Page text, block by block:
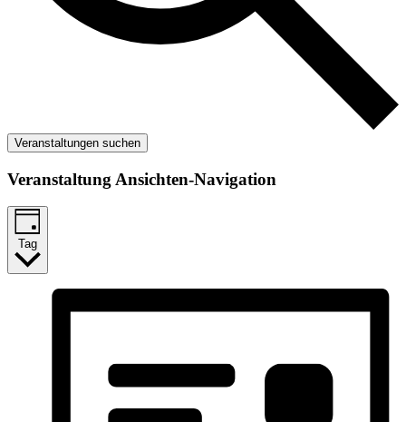
Veranstaltungen suchen
Veranstaltung Ansichten-Navigation
Tag